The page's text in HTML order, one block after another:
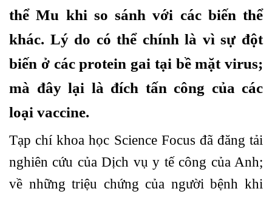
thể Mu khi so sánh với các biến thể
khác. Lý do có thể chính là vì sự đột
biến ở các protein gai tại bề mặt virus;
mà đây lại là đích tấn công của các
loại vaccine.
Tạp chí khoa học Science Focus đã đăng tải
nghiên cứu của Dịch vụ y tế công của Anh;
về những triệu chứng của người bệnh khi